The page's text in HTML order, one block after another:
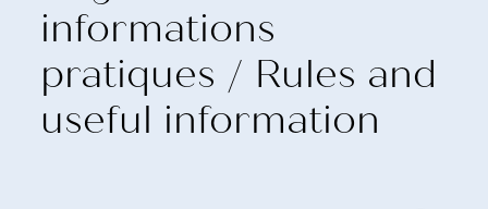
informations
pratiques / Rules and
useful information